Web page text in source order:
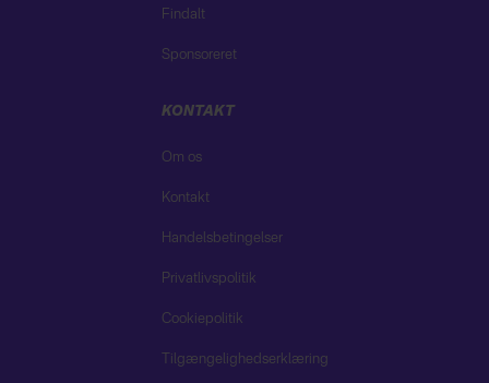
Findalt
Sponsoreret
KONTAKT
Om os
Kontakt
Handelsbetingelser
Privatlivspolitik
Cookiepolitik
Tilgængelighedserklæring